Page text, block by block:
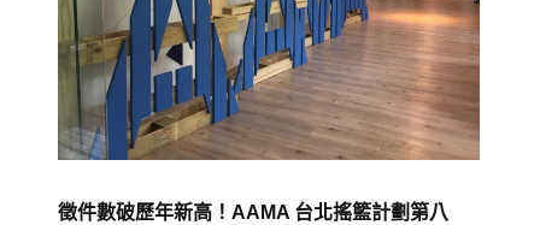
徵件數破歷年新高！AAMA 台北搖籃計劃第八